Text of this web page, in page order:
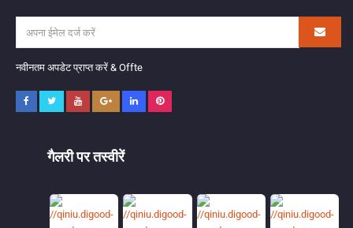
नवीनतम अपडेट प्राप्त करें & Offte
गैलरी पर तस्वीरें